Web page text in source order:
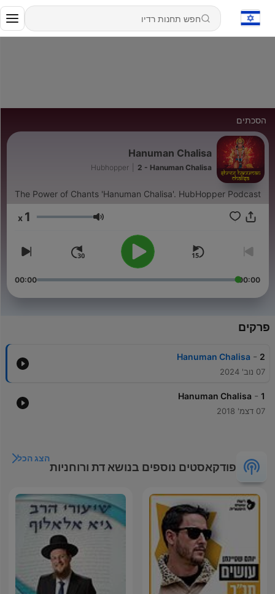
הסכתים
Hanuman Chalisa
Hubhopper 2 - Hanuman Chalisa
The Power of Chants 'Hanuman Chalisa'. HubHopper Podcast
עוצמת שמע 1
x
00:00
00:00
פרקים
2
-
Hanuman Chalisa
07 נוב' 2024
1
-
Hanuman Chalisa
07 דצמ' 2018
פודקאסטים נוספים בנושא דת ורוחניות
הצג הכל